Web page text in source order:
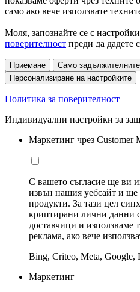
само ако вече използвате
Моля, запознайте се с
поверителност преди да дадете
Приемане
Само задължителните
Персонализиране на настройките
Политика за поверителност
Индивидуални настройки за
Маркетинг чрез Customer
С вашето съгласие ще ви
извън нашия уебсайт и
продукти. За тази цел
криптирани лични данни
доставчици и използваме
реклама, ако вече
Bing, Criteo, Meta, Google,
Маркетинг